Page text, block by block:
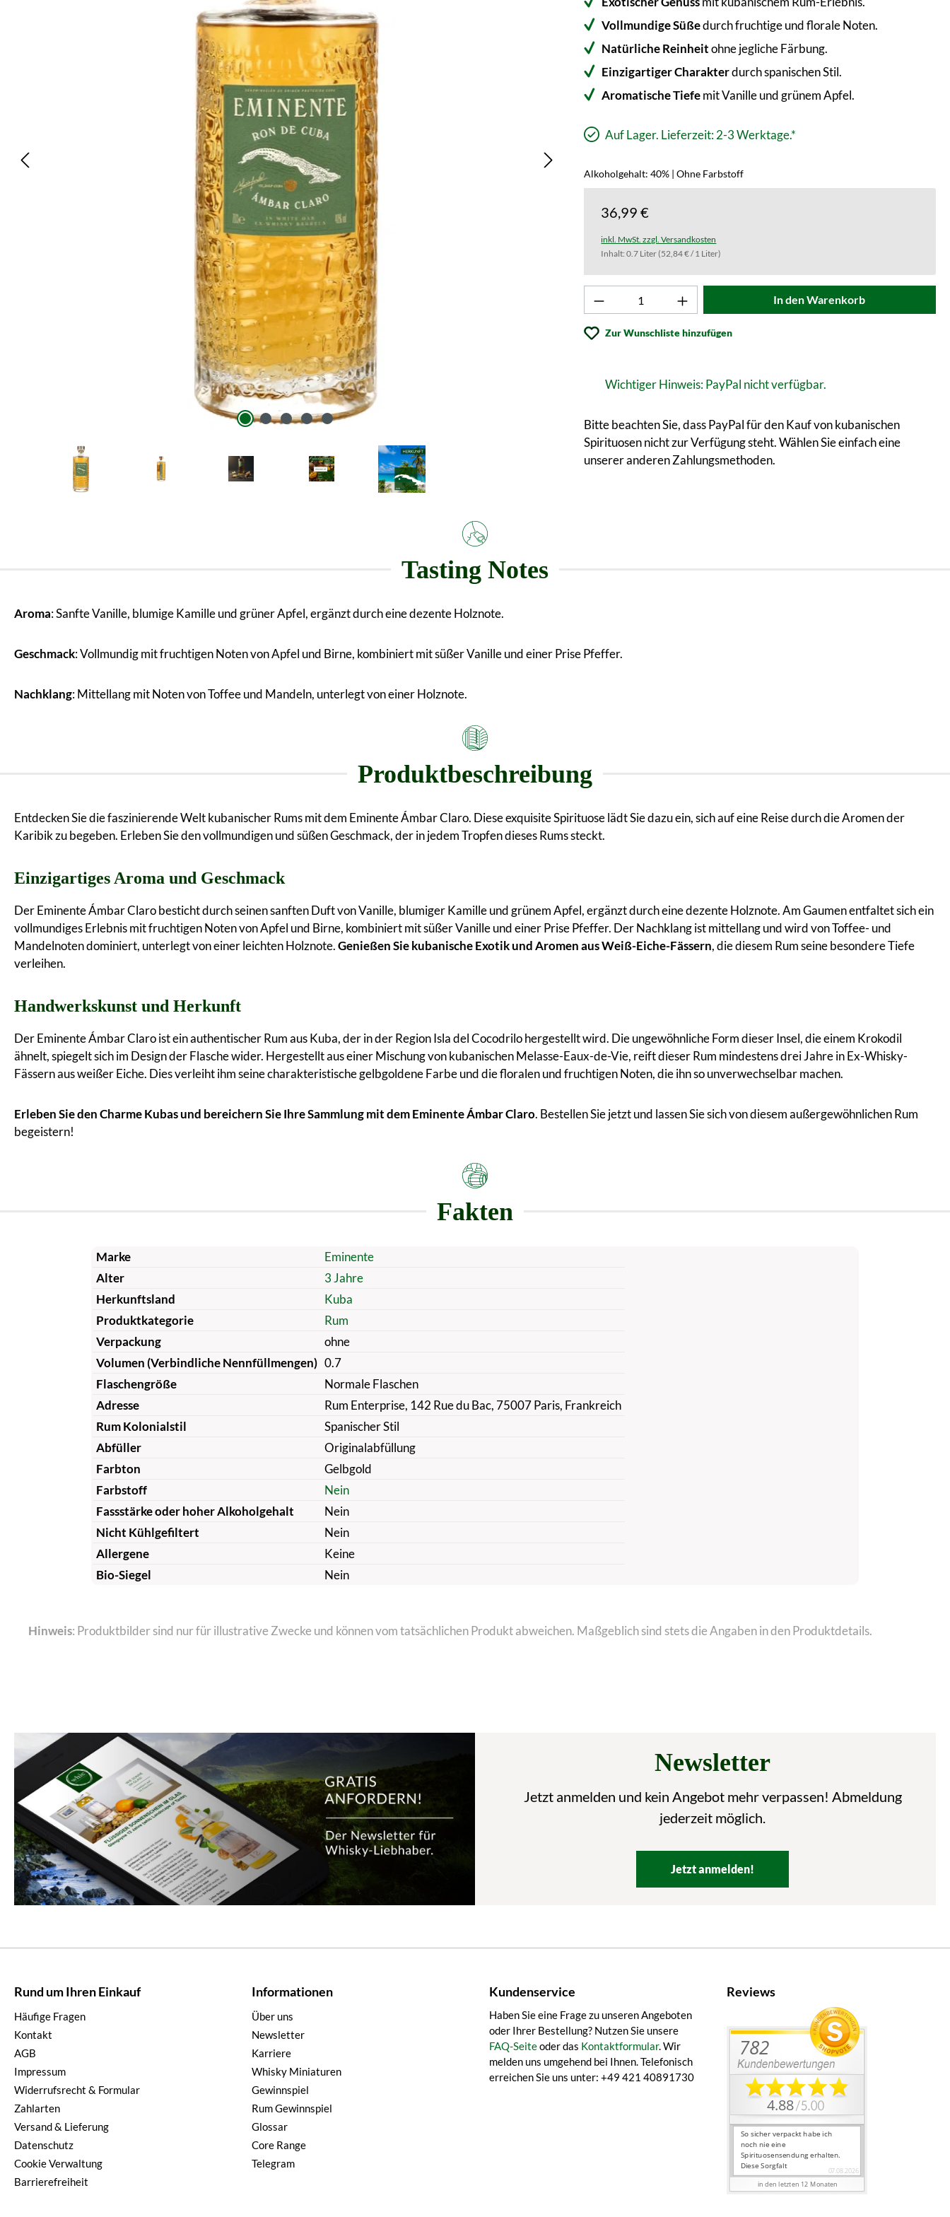
Vollmundige Süßedurch fruchtige und florale Noten.
Natürliche Reinheitohne jegliche Färbung.
Einzigartiger Charakterdurch spanischen Stil.
Aromatische Tiefemit Vanille und grünem Apfel.
Auf Lager. Lieferzeit: 2-3 Werktage.*
Alkoholgehalt: 40% | Ohne Farbstoff
36,99 €
inkl. MwSt. zzgl. Versandkosten
Inhalt:0.7 Liter(52,84 € / 1 Liter)
Produkt Anzahl: Gib den gewünschten Wert ein
In den Warenkorb
Zur Wunschliste hinzufügen
Wichtiger Hinweis: PayPal nicht verfügbar.
Bitte beachten Sie, dass PayPal für den Kauf von kubanischen
Spirituosen nicht zur Verfügung steht. Wählen Sie einfach eine
unserer anderen Zahlungsmethoden.
Tasting Notes
Aroma: Sanfte Vanille, blumige Kamille und grüner Apfel, ergänzt durch eine dezente Holznote.
Geschmack: Vollmundig mit fruchtigen Noten von Apfel und Birne, kombiniert mit süßer Vanille und einer Prise Pfeffer.
Nachklang: Mittellang mit Noten von Toffee und Mandeln, unterlegt von einer Holznote.
Produktbeschreibung
Entdecken Sie die faszinierende Welt kubanischer Rums mit dem Eminente Ámbar Claro. Diese exquisite Spirituose lädt Sie dazu ein, sich auf eine Reise durch die Aromen der
Karibik zu begeben. Erleben Sie den vollmundigen und süßen Geschmack, der in jedem Tropfen dieses Rums steckt.
Einzigartiges Aroma und Geschmack
Der Eminente Ámbar Claro besticht durch seinen sanften Duft von Vanille, blumiger Kamille und grünem Apfel, ergänzt durch eine dezente Holznote. Am Gaumen entfaltet sich ein
vollmundiges Erlebnis mit fruchtigen Noten von Apfel und Birne, kombiniert mit süßer Vanille und einer Prise Pfeffer. Der Nachklang ist mittellang und wird von Toffee- und
Mandelnoten dominiert, unterlegt von einer leichten Holznote.Genießen Sie kubanische Exotik und Aromen aus Weiß-Eiche-Fässern, die diesem Rum seine besondere Tiefe
verleihen.
Handwerkskunst und Herkunft
Der Eminente Ámbar Claro ist ein authentischer Rum aus Kuba, der in der Region Isla del Cocodrilo hergestellt wird. Die ungewöhnliche Form dieser Insel, die einem Krokodil
ähnelt, spiegelt sich im Design der Flasche wider. Hergestellt aus einer Mischung von kubanischen Melasse-Eaux-de-Vie, reift dieser Rum mindestens drei Jahre in Ex-Whisky-
Fässern aus weißer Eiche. Dies verleiht ihm seine charakteristische gelbgoldene Farbe und die floralen und fruchtigen Noten, die ihn so unverwechselbar machen.
Erleben Sie den Charme Kubas und bereichern Sie Ihre Sammlung mit dem Eminente Ámbar Claro. Bestellen Sie jetzt und lassen Sie sich von diesem außergewöhnlichen Rum
begeistern!
Fakten
Marke
Eminente
Alter
3 Jahre
Herkunftsland
Kuba
Produktkategorie
Rum
Verpackung
ohne
Volumen (Verbindliche Nennfüllmengen) 0.7
Flaschengröße
Normale Flaschen
Adresse
Rum Enterprise, 142 Rue du Bac, 75007 Paris, Frankreich
Rum Kolonialstil
Spanischer Stil
Abfüller
Originalabfüllung
Farbton
Gelbgold
Farbstoff
Nein
Fassstärke oder hoher Alkoholgehalt
Nein
Nicht Kühlgefiltert
Nein
Allergene
Keine
Bio-Siegel
Nein
Hinweis: Produktbilder sind nur für illustrative Zwecke und können vom tatsächlichen Produkt abweichen. Maßgeblich sind stets die Angaben in den Produktdetails.
Newsletter
Jetzt anmelden und kein Angebot mehr verpassen! Abmeldung
jederzeit möglich.
Jetzt anmelden!
Rund um Ihren Einkauf
Häufige Fragen
Kontakt
AGB
Impressum
Widerrufsrecht & Formular
Zahlarten
Versand & Lieferung
Datenschutz
Cookie Verwaltung
Barrierefreiheit
Informationen
Über uns
Newsletter
Karriere
Whisky Miniaturen
Gewinnspiel
Rum Gewinnspiel
Glossar
Core Range
Telegram
Kundenservice
Haben Sie eine Frage zu unseren Angeboten
oder Ihrer Bestellung? Nutzen Sie unsere
FAQ-Seiteoder das Kontaktformular. Wir
melden uns umgehend bei Ihnen. Telefonisch
erreichen Sie uns unter: +49 421 40891730
Reviews